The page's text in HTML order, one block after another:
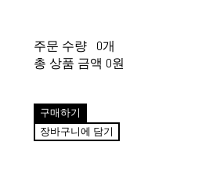
주문 수량
0개
총 상품 금액 0원
구매하기
장바구니에 담기